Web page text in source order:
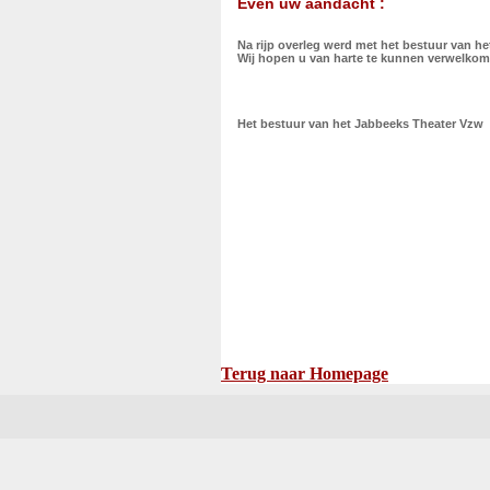
Na rijp overleg werd met het bestuur van
Wij hopen u van harte te kunnen
Het bestuur van het Jabbeeks Theater Vzw
Terug naar Homepage